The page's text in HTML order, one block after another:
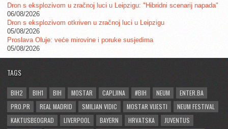
Dron s eksplozivom u zračnoj luci u Leipzigu: "Hibridni scenarij napada"
06/08/2026
Dron s eksplozivom otkriven u zračnoj luci u Leipzigu
05/08/2026
Proslava Oluje: veće mirovine i poruke susjedima
05/08/2026
TAGS
BIH2 BIH1 BIH MOSTAR CAPLJINA #BIH NEUM
ENTER.BA
PRO.PR
REAL MADRID SMILJAN VIDIC MOSTAR VIJESTI
NEUM FESTIVAL
KAKTUSBEOGRAD
LIVERPOOL BAYERN HRVATSKA
JUVENTUS